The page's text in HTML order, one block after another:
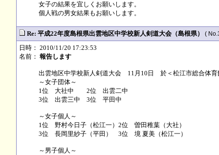
女子の結果を宜しくお願いします。
個人戦の男女結果もお願いします。
Re: 平成22年度島根県出雲地区中学校新人剣道大会（島根県） (
日時： 2010/11/20 17:23:53
名前： 報告します
出雲地区中学校新人剣道大会 11月10日 於＜松江市総合体育
～女子団体～
1位 大社中 2位 出雲二中
3位 出雲三中 3位 平田中
～女子個人～
1位 野村今日子（松江一）2位 曽田稚葉（大社）
3位 長岡里紗子（平田） 3位 境 夏美（松江一）
～男子個人～